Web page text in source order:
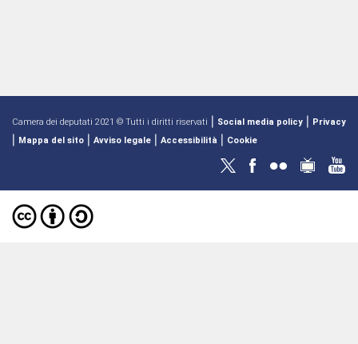
Camera dei deputati 2021 © Tutti i diritti riservati | Social media policy | Privacy
| Mappa del sito | Avviso legale | Accessibilità | Cookie